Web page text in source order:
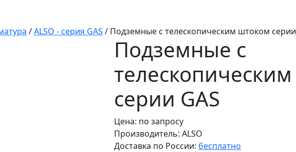
/ALSO - серия GAS / Подземные с телескопическим штоком серии
Подземные с
серии GAS
Цена: по запросу
Производитель: ALSO
Доставка по России: бесплатно